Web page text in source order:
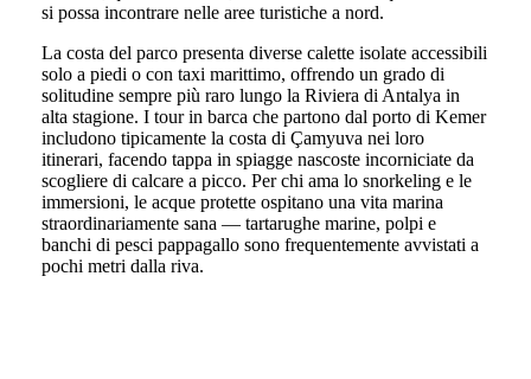
si possa incontrare nelle aree turistiche a nord.
La costa del parco presenta diverse calette isolate accessibili
solo a piedi o con taxi marittimo, offrendo un grado di
solitudine sempre più raro lungo la Riviera di Antalya in
alta stagione. I tour in barca che partono dal porto di Kemer
includono tipicamente la costa di Çamyuva nei loro
itinerari, facendo tappa in spiagge nascoste incorniciate da
scogliere di calcare a picco. Per chi ama lo snorkeling e le
immersioni, le acque protette ospitano una vita marina
straordinariamente sana — tartarughe marine, polpi e
banchi di pesci pappagallo sono frequentemente avvistati a
pochi metri dalla riva.